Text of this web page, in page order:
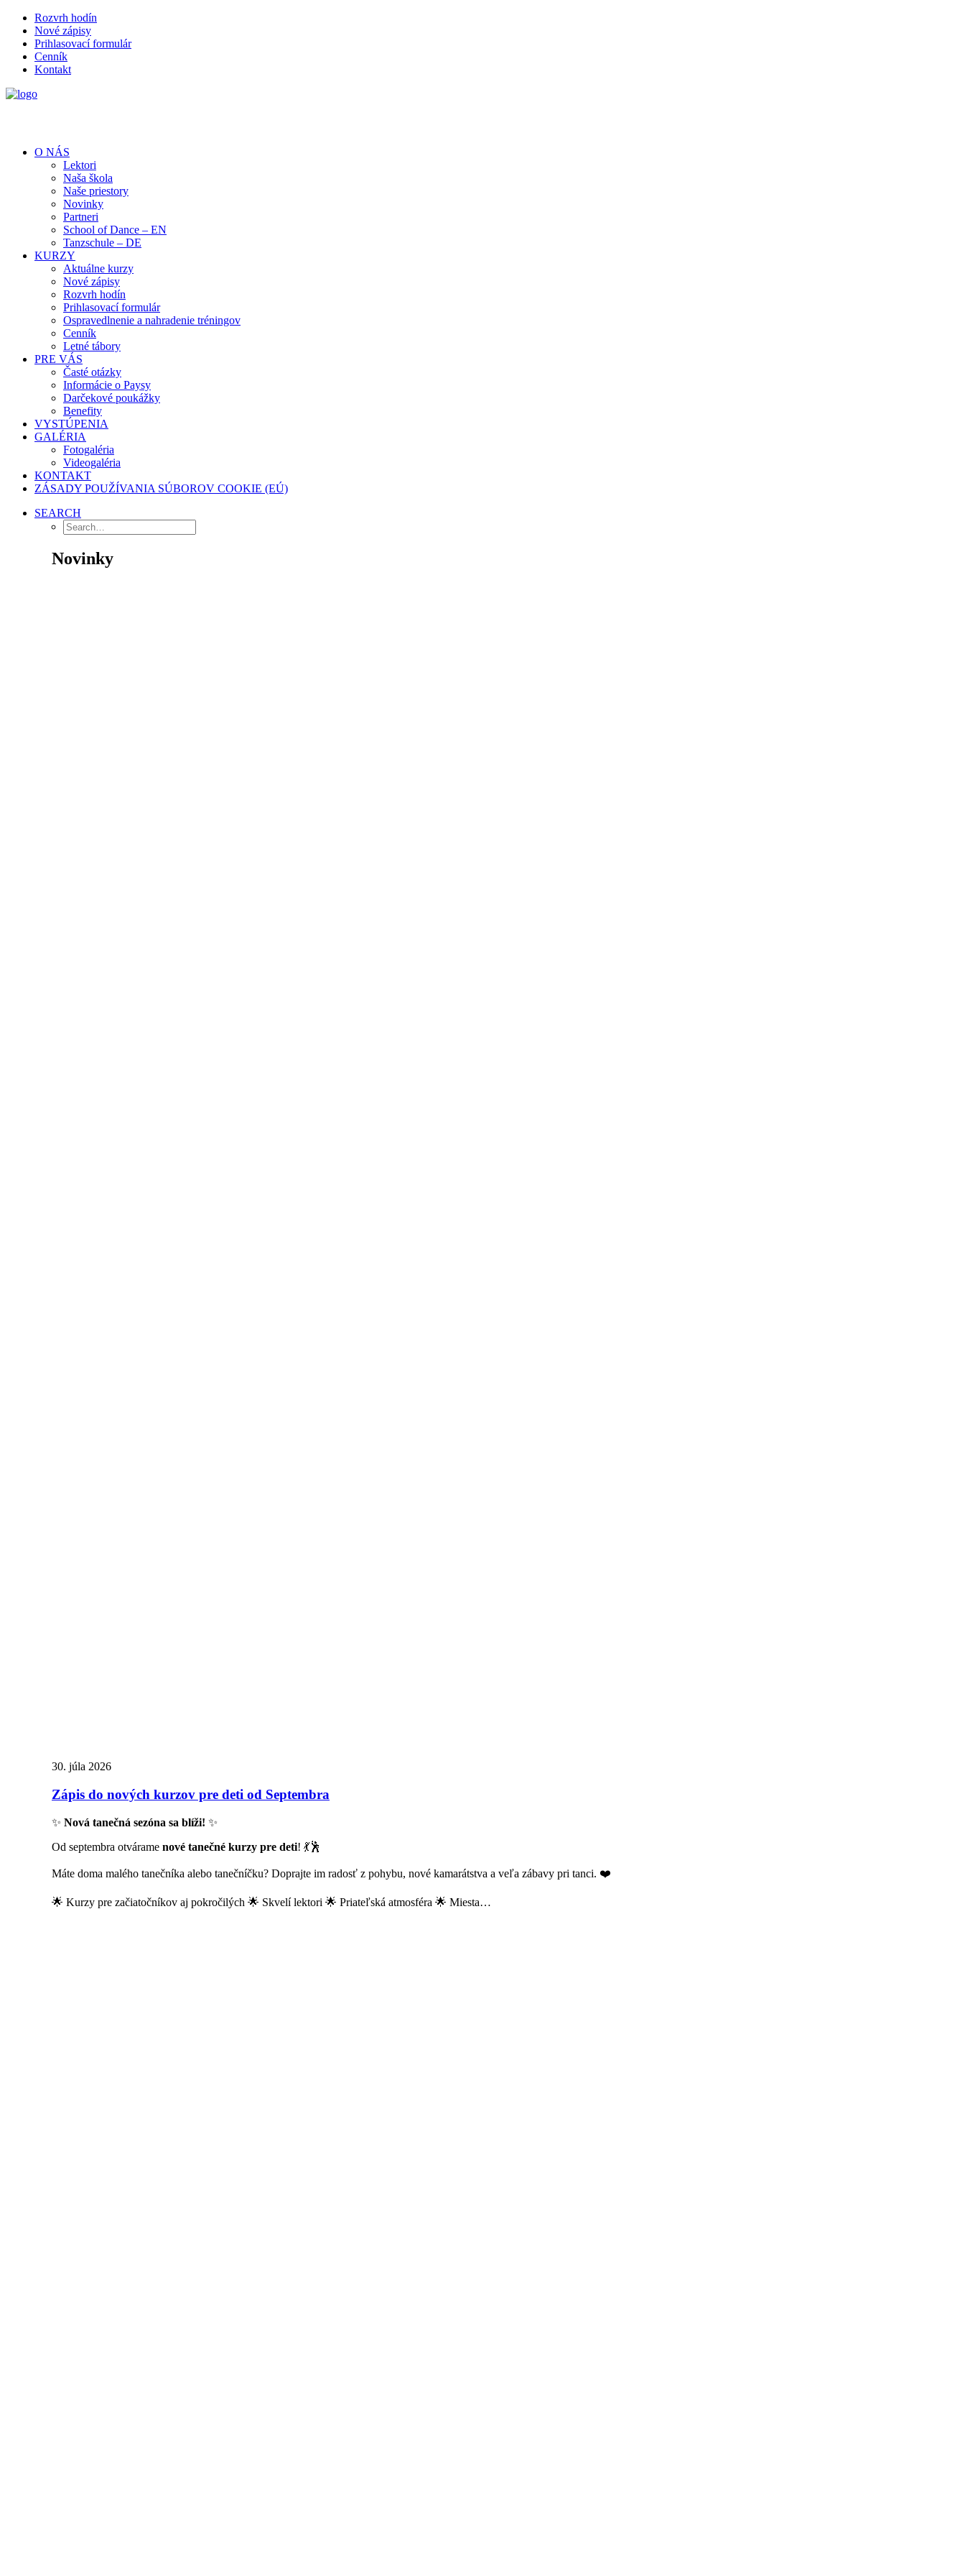
Rozvrh hodín
Nové zápisy
Prihlasovací formulár
Cenník
Kontakt
O NÁS
Lektori
Naša škola
Naše priestory
Novinky
Partneri
School of Dance – EN
Tanzschule – DE
KURZY
Aktuálne kurzy
Nové zápisy
Rozvrh hodín
Prihlasovací formulár
Ospravedlnenie a nahradenie tréningov
Cenník
Letné tábory
PRE VÁS
Časté otázky
Informácie o Paysy
Darčekové poukážky
Benefity
VYSTÚPENIA
GALÉRIA
Fotogaléria
Videogaléria
KONTAKT
ZÁSADY POUŽÍVANIA SÚBOROV COOKIE (EÚ)
SEARCH
Novinky
30. júla 2026
Zápis do nových kurzov pre deti od Septembra
✨ Nová tanečná sezóna sa blíži! ✨
Od septembra otvárame nové tanečné kurzy pre deti! 💃🕺
Máte doma malého tanečníka alebo tanečníčku? Doprajte im radosť z pohybu, nové kamarátstva a veľa zábavy pri tanci. ❤️
🌟 Kurzy pre začiatočníkov aj pokročilých 🌟 Skvelí lektori 🌟 Priateľská atmosféra 🌟 Miesta…